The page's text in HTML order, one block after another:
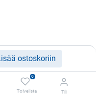
ostoskoriin
0
Toivelista Tili